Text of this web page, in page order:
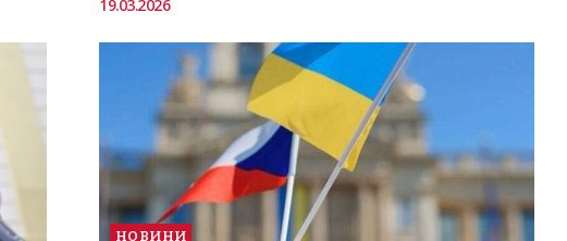
19.03.2026
НОВИНИ